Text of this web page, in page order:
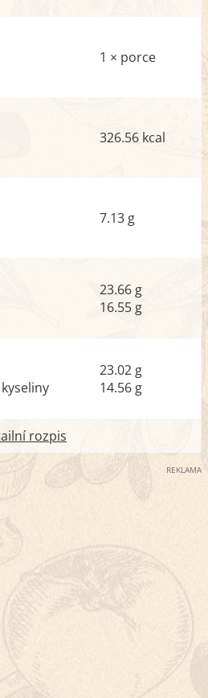
1 × porce
326.56 kcal
7.13 g
23.66 g
16.55 g
23.02 g
14.56 g
rozpis
REKLAMA